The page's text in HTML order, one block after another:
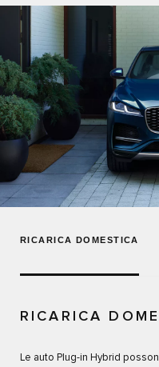
RICARICA DOMESTICA
RICARICA
Le auto Plug-in Hybrid